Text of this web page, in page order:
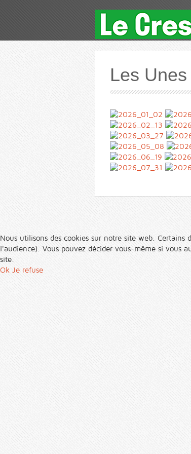
Les
Nous utilisons des cookies sur notre site web.
l'audience). Vous pouvez décider vous-même si vous
site.
Ok Je refuse